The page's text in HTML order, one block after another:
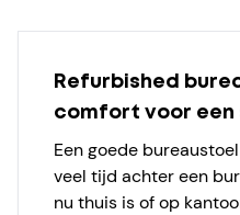
Refurbished
comfort voor een
Een goede
veel tijd achter een
nu thuis is of op